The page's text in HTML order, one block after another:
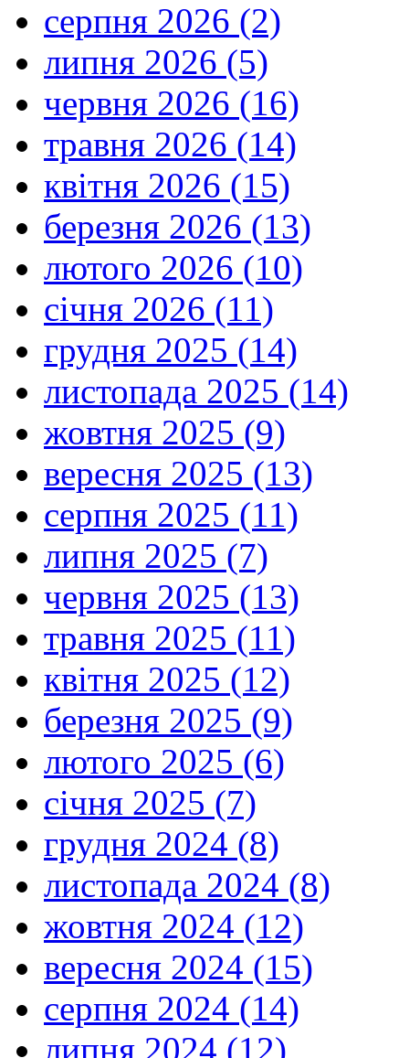
серпня 2026 (2)
липня 2026 (5)
червня 2026 (16)
травня 2026 (14)
квітня 2026 (15)
березня 2026 (13)
лютого 2026 (10)
січня 2026 (11)
грудня 2025 (14)
листопада 2025 (14)
жовтня 2025 (9)
вересня 2025 (13)
серпня 2025 (11)
липня 2025 (7)
червня 2025 (13)
травня 2025 (11)
квітня 2025 (12)
березня 2025 (9)
лютого 2025 (6)
січня 2025 (7)
грудня 2024 (8)
листопада 2024 (8)
жовтня 2024 (12)
вересня 2024 (15)
серпня 2024 (14)
липня 2024 (12)